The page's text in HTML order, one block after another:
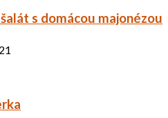
s domácou majonézou